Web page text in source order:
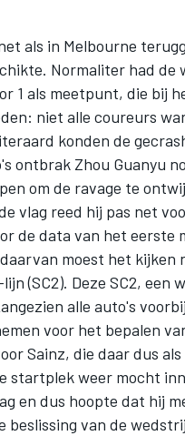
als in Melbourne
Normaliter had
1 als meetpunt, die bij
niet alle coureurs
konden de
ontbrak Zhou Guanyu
om de ravage te
vlag reed hij pas net
de data van het
moest het
(SC2). Deze SC2,
alle auto's
voor het bepalen
Sainz, die daar dus
startplek weer mocht
en dus hoopte dat hij
beslissing van de